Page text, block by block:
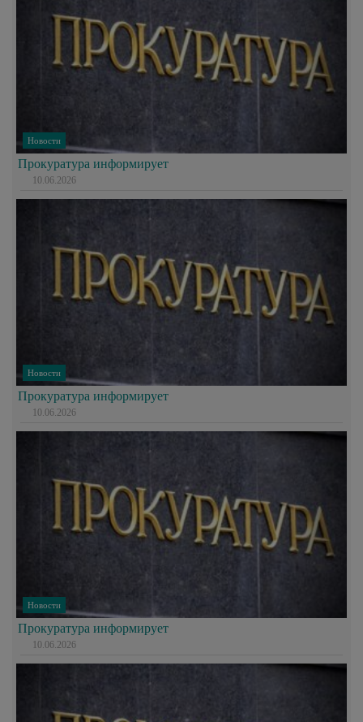
Новости
Прокуратура информирует
10.06.2026
Новости
Прокуратура информирует
10.06.2026
Новости
Прокуратура информирует
10.06.2026